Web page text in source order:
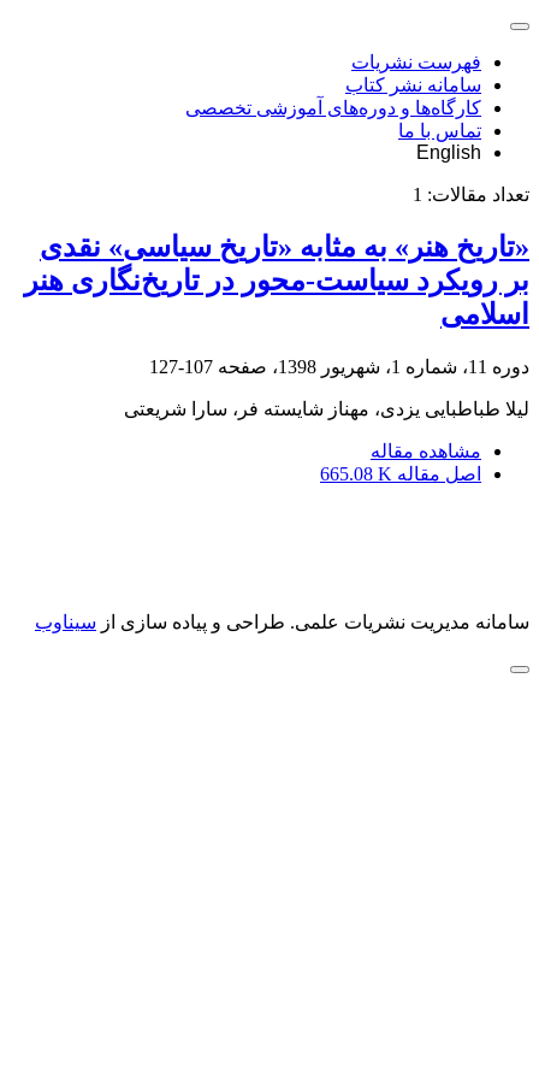
فهرست نشریات
سامانه نشر کتاب
کارگاه‌ها و دوره‌های آموزشی تخصصی
تماس با ما
English
تعداد مقالات: 1
«تاریخ هنر» به مثابه «تاریخ سیاسی» نقدی
بر رویکرد سیاست-محور در تاریخ‌نگاری هنر
اسلامی
دوره 11، شماره 1، شهریور 1398، صفحه 107-127
لیلا طباطبایی یزدی، مهناز شایسته فر، سارا شریعتی
مشاهده مقاله
اصل مقاله 665.08 K
سامانه مدیریت نشریات علمی. طراحی و پیاده سازی از سیناوب